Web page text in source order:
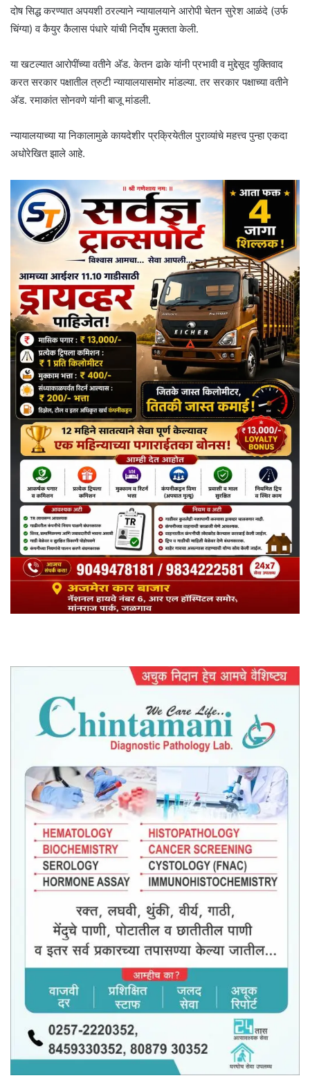
दोष सिद्ध करण्यात अपयशी ठरल्याने न्यायालयाने आरोपी चेतन सुरेश आळंदे (उर्फ
चिंग्या) व कैयुर कैलास पंधारे यांची निर्दोष मुक्तता केली.
या खटल्यात आरोपींच्या वतीने अ‍ॅड. केतन ढाके यांनी प्रभावी व मुद्देसूद युक्तिवाद
करत सरकार पक्षातील त्रुटी न्यायालयासमोर मांडल्या. तर सरकार पक्षाच्या वतीने
अ‍ॅड. रमाकांत सोनवणे यांनी बाजू मांडली.
न्यायालयाच्या या निकालामुळे कायदेशीर प्रक्रियेतील पुराव्यांचे महत्त्व पुन्हा एकदा
अधोरेखित झाले आहे.